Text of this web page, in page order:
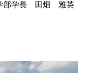
部学長 田畑 雅英